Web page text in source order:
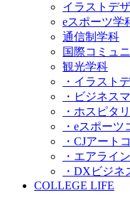
イラストデ
eスポーツ学
通信制学科
国際コミュ
観光学科
・イラスト
・ビジネス
・ホスピタ
・eスポーツ
・CJアート
・エアライ
・DXビジネ
COLLEGE LIFE